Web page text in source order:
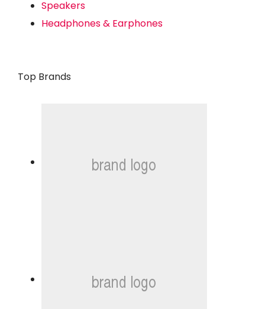
Speakers
Headphones & Earphones
Top Brands